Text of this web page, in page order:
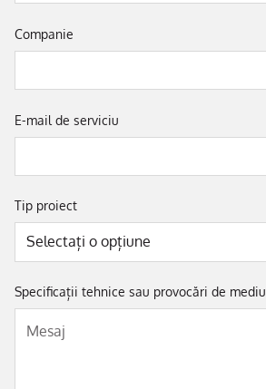
Companie
E-mail de serviciu
Tip proiect
Specificații tehnice sau provocări de mediu